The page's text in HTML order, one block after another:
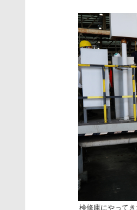
検修庫にやって